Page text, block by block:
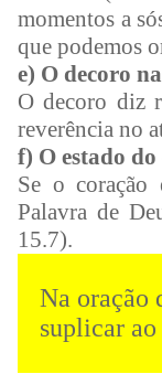
momentos a
que podemos
e) O decoro
O decoro diz
reverência no
f) O estado
Se o coração
Palavra de
15.7).
Na oração
suplicar ao